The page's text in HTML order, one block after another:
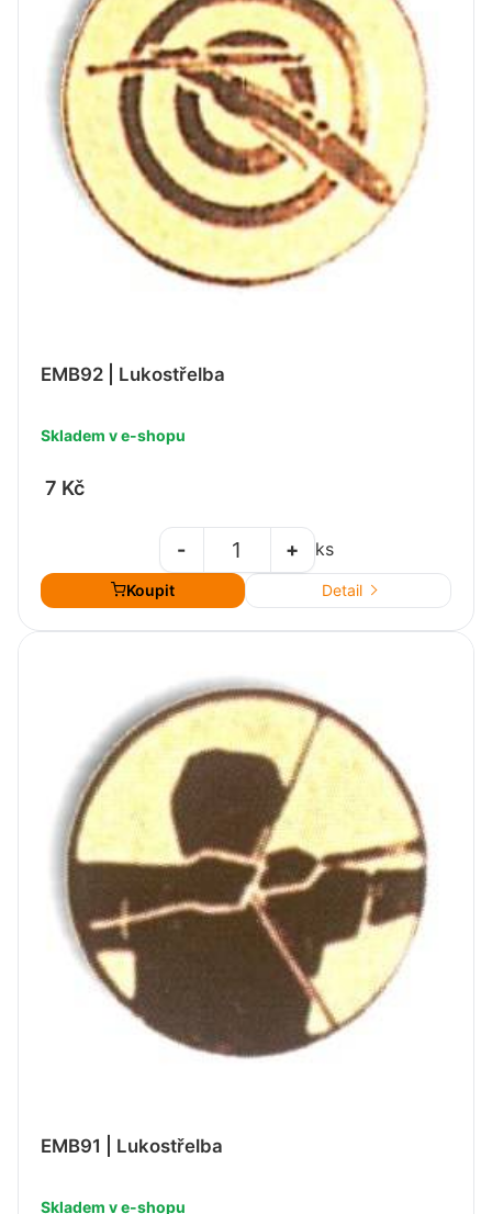
EMB92 | Lukostřelba
Skladem v e-shopu
7 Kč
+
- ks
Koupit Detail
EMB91 | Lukostřelba
Skladem v e-shopu